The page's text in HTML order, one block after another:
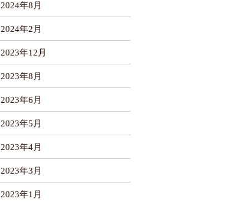
2024年8月
2024年2月
2023年12月
2023年8月
2023年6月
2023年5月
2023年4月
2023年3月
2023年1月